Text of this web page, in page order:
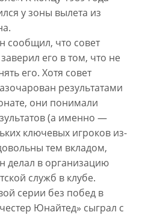
у зоны вылета из
сообщил, что совет
его в том, что не
его. Хотя совет
результатами
они понимали
(а именно —
ключевых игроков из-
тем вкладом,
делал в организацию
служб в клубе.
серии без побед в
Юнайтед» сыграл с